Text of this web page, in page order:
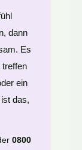
dann
Es
treffen
ein
das,
0800